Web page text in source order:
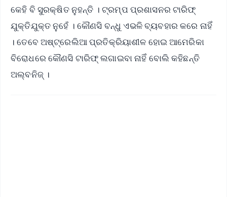
କେହି ବି ସୁରକ୍ଷିତ ନୁହନ୍ତି । ଟ୍ରମ୍ପ ପ୍ରଶାସନର ଟାରିଫ୍
ଯୁକ୍ତିଯୁକ୍ତ ନୁହେଁ । କୌଣସି ବନ୍ଧୁ ଏଭଳି ବ୍ୟବହାର କରେ ନାହିଁ
। ତେବେ ଅଷ୍ଟ୍ରେଲିଆ ପ୍ରତିକ୍ରିୟାଶୀଳ ହୋଇ ଆମେରିକା
ବିରୋଧରେ କୌଣସି ଟାରିଫ୍ ଲଗାଇବା ନାହିଁ ବୋଲି କହିଛନ୍ତି
ଅଲ୍‌ବନିଜ୍ ।